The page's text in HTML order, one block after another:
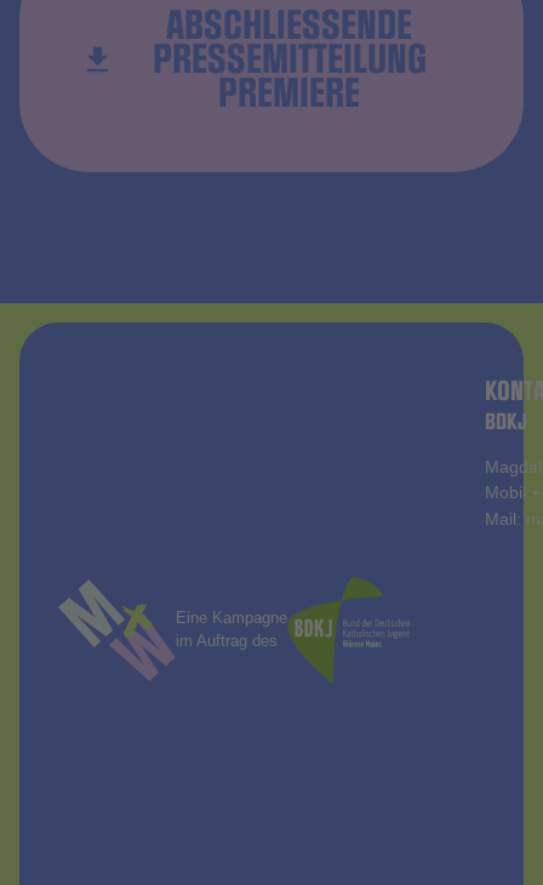
ABSCHLIESSENDE P
RESSEMITTEILUNG P
REMIERE
Eine Kampagne
im Auftrag des
BDKJ
Mobil:
Mail: